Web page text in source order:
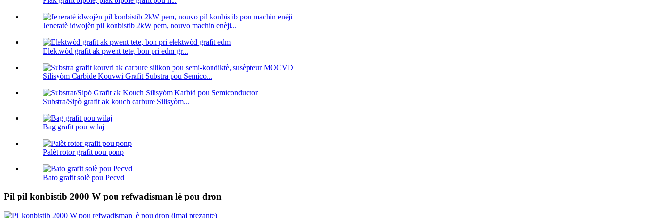
Jeneratè idwojèn pil konbistib 2kW pem, nouvo machin enèji...
Elektwòd grafit ak pwent tete, bon pri edm gr...
Silisyòm Carbide Kouvwi Grafit Substra pou Semico...
Substra/Sipò grafit ak kouch carbure Silisyòm...
Bag grafit pou wilaj
Palèt rotor grafit pou ponp
Bato grafit solè pou Pecvd
Pil pil konbistib 2000 W pou refwadisman lè pou dron